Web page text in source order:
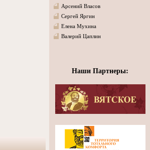
Арсений Власов
Сергей Яргин
Елена Мухина
Валерий Цаплин
Наши Партнеры: